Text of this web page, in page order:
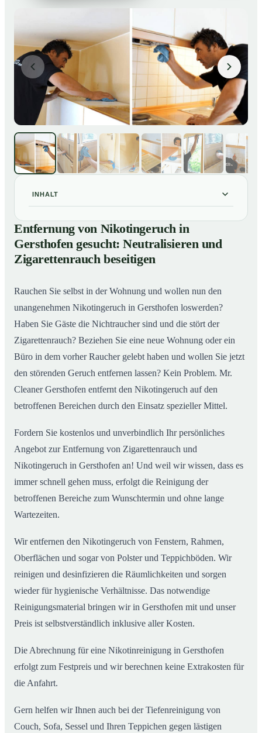
INHALT
01 Entfernung von Nikotingeruch in Gersthofen gesucht:
Neutralisieren und Zigarettenrauch beseitigen
So entfernen wir Nikotingeruch in Gersthofen
nachhaltig
Entfernung von Nikotingeruch in
Gersthofen gesucht: Neutralisieren und
Zigarettenrauch beseitigen
Rauchen Sie selbst in der Wohnung und wollen nun den
unangenehmen Nikotingeruch in Gersthofen loswerden?
Haben Sie Gäste die Nichtraucher sind und die stört der
Zigarettenrauch? Beziehen Sie eine neue Wohnung oder ein
Büro in dem vorher Raucher gelebt haben und wollen Sie jetzt
den störenden Geruch entfernen lassen? Kein Problem. Mr.
Cleaner Gersthofen entfernt den Nikotingeruch auf den
betroffenen Bereichen durch den Einsatz spezieller Mittel.
Fordern Sie kostenlos und unverbindlich Ihr persönliches
Angebot zur Entfernung von Zigarettenrauch und
Nikotingeruch in Gersthofen an! Und weil wir wissen, dass es
immer schnell gehen muss, erfolgt die Reinigung der
betroffenen Bereiche zum Wunschtermin und ohne lange
Wartezeiten.
Wir entfernen den Nikotingeruch von Fenstern, Rahmen,
Oberflächen und sogar von Polster und Teppichböden. Wir
reinigen und desinfizieren die Räumlichkeiten und sorgen
wieder für hygienische Verhältnisse. Das notwendige
Reinigungsmaterial bringen wir in Gersthofen mit und unser
Preis ist selbstverständlich inklusive aller Kosten.
Die Abrechnung für eine Nikotinreinigung in Gersthofen
erfolgt zum Festpreis und wir berechnen keine Extrakosten für
die Anfahrt.
Gern helfen wir Ihnen auch bei der Tiefenreinigung von
Couch, Sofa, Sessel und Ihren Teppichen gegen lästigen